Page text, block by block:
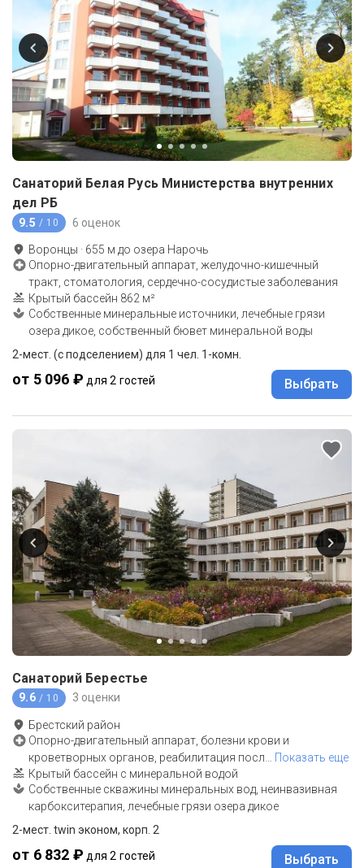
Санаторий Белая Русь Министерства внутренних
дел РБ
9.5 / 10 6 оценок
Воронцы · 655 м до озера Нарочь
Опорно-двигательный аппарат, желудочно-кишечный
тракт, стоматология, сердечно-сосудистые заболевания
Крытый бассейн 862 м²
Собственные минеральные источники, лечебные грязи
озера дикое, собственный бювет минеральной воды
2-мест. (с подселением) для 1 чел. 1-комн.
от 5 096 ₽ для 2 гостей Выбрать
Санаторий Берестье
9.6 / 10 3 оценки
Брестский район
Опорно-двигательный аппарат, болезни крови и
кроветворных органов, реабилитация посл
Показать еще
Крытый бассейн с минеральной водой
Собственные скважины минеральных вод, неинвазивная
карбокситерапия, лечебные грязи озера дикое
2-мест. twin эконом, корп. 2
от 6 832 ₽ для 2 гостей Выбрать